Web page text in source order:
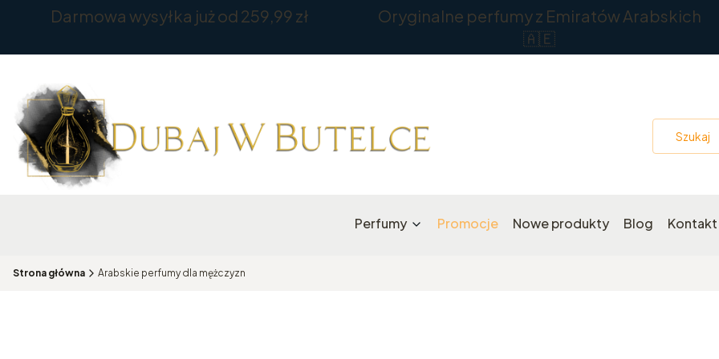
Darmowa wysyłka już od 259,99 zł
Oryginalne perfumy z Emiratów Arabskich
🇦🇪
Perfumy Promocje Nowe produkty Blog Kontakt
Strona główna Arabskie perfumy dla mężczyzn